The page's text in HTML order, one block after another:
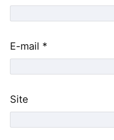
E-mail *
Site